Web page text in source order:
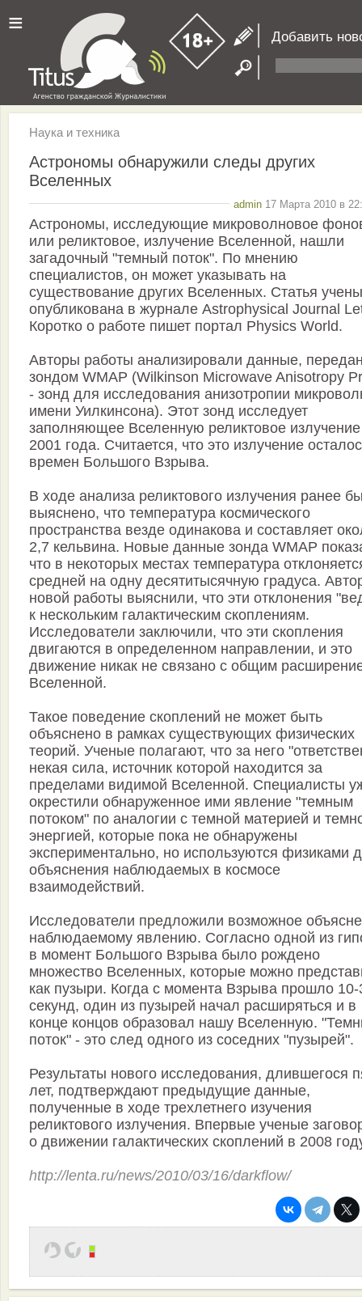
≡ Добавить
Наука и техника
Астрономы обнаружили следы других
Вселенных
admin 17 Марта 2010 в
Астрономы, исследующие микроволновое
или реликтовое, излучение Вселенной, нашли
загадочный "темный поток". По мнению
специалистов, он может указывать на
существование других Вселенных. Статья
опубликована в журнале Astrophysical Journal
Коротко о работе пишет портал Physics World.
Авторы работы анализировали данные,
зондом WMAP (Wilkinson Microwave Anisotropy
- зонд для исследования анизотропии
имени Уилкинсона). Этот зонд исследует
заполняющее Вселенную реликтовое
2001 года. Считается, что это излучение
времен Большого Взрыва.
В ходе анализа реликтового излучения ранее
выяснено, что температура космического
пространства везде одинакова и составляет
2,7 кельвина. Новые данные зонда WMAP
что в некоторых местах температура
средней на одну десятитысячную градуса.
новой работы выяснили, что эти отклонения
к нескольким галактическим скоплениям.
Исследователи заключили, что эти скопления
двигаются в определенном направлении, и это
движение никак не связано с общим
Вселенной.
Такое поведение скоплений не может быть
объяснено в рамках существующих физических
теорий. Ученые полагают, что за него
некая сила, источник которой находится за
пределами видимой Вселенной. Специалисты
окрестили обнаруженное ими явление "темным
потоком" по аналогии с темной материей и
энергией, которые пока не обнаружены
экспериментально, но используются физиками
объяснения наблюдаемых в космосе
взаимодействий.
Исследователи предложили возможное
наблюдаемому явлению. Согласно одной из
в момент Большого Взрыва было рождено
множество Вселенных, которые можно
как пузыри. Когда с момента Взрыва прошло 10-
секунд, один из пузырей начал расширяться и в
конце концов образовал нашу Вселенную.
поток" - это след одного из соседних "пузырей".
Результаты нового исследования, длившегося
лет, подтверждают предыдущие данные,
полученные в ходе трехлетнего изучения
реликтового излучения. Впервые ученые
о движении галактических скоплений в 2008
http://lenta.ru/news/2010/03/16/darkflow/